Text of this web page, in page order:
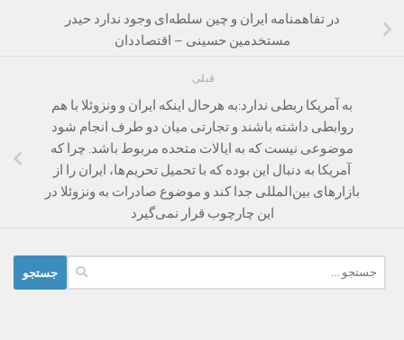
در تفاهمنامه ایران و چین سلطه‌ای وجود ندارد حیدر
مستخدمین حسینی – اقتصاددان
قبلی
به آمریکا ربطی ندارد:به هرحال اینکه ایران و ونزوئلا با هم
روابطی داشته باشند و تجارتی میان دو طرف انجام شود
موضوعی نیست که به ایالات متحده مربوط باشد. چرا که
آمریکا به دنبال این بوده که با تحمیل تحریم‌ها، ایران را از
بازارهای بین‌المللی جدا کند و موضوع صادرات به ونزوئلا در
این چارچوب قرار نمی‌گیرد
برای: